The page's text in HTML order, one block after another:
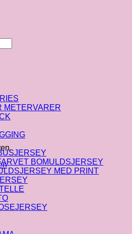
METERVARER
BOMULDSJERSEY
MED PRINT